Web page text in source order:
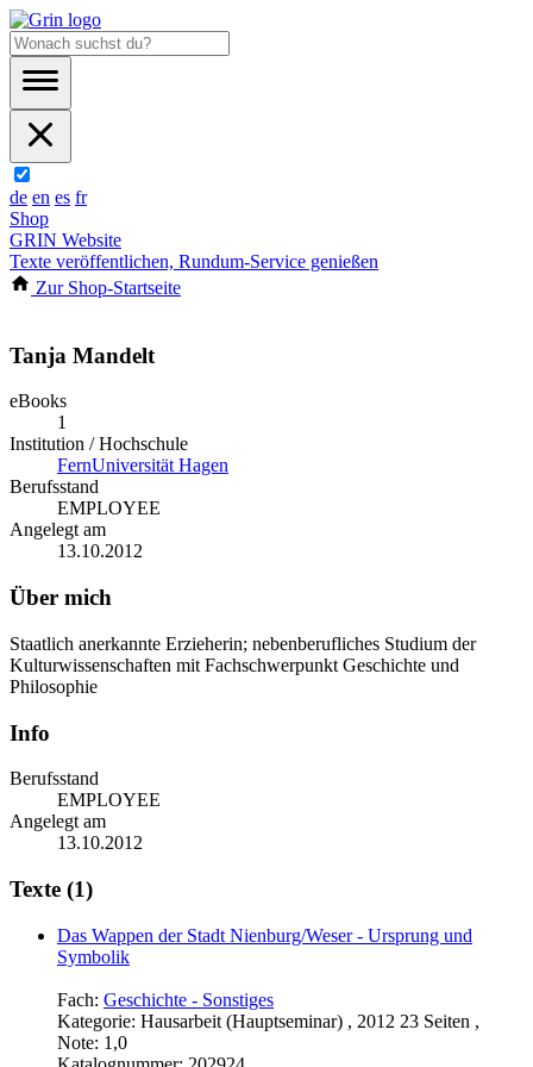
de en es fr
Shop
GRIN Website
Texte veröffentlichen, Rundum-Service genießen
Zur Shop-Startseite
Tanja Mandelt
eBooks
1
Institution / Hochschule
FernUniversität Hagen
Berufsstand
EMPLOYEE
Angelegt am
13.10.2012
Über mich
Staatlich anerkannte Erzieherin; nebenberufliches Studium der
Kulturwissenschaften mit Fachschwerpunkt Geschichte und
Philosophie
Info
Berufsstand
EMPLOYEE
Angelegt am
13.10.2012
Texte (1)
Das Wappen der Stadt Nienburg/Weser - Ursprung und
Symbolik
Fach: Geschichte - Sonstiges
Kategorie: Hausarbeit (Hauptseminar) , 2012 23 Seiten ,
Note: 1,0